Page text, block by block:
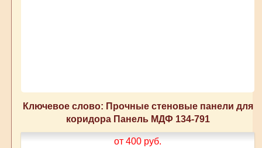
Ключевое слово: Прочные стеновые панели для
коридора Панель МДФ 134-791
от 400 руб.